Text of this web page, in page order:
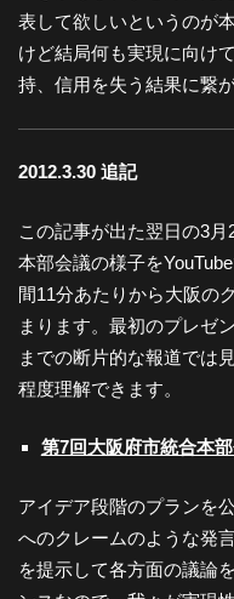
表して欲しいというのが
けど結局何も実現に向け
持、信用を失う結果に繋が
2012.3.30 追記
この記事が出た翌日の3
本部会議の様子を
間11分あたりから大阪の
まります。最初のプレゼ
までの断片的な報道では
程度理解できます。
第7回大阪府市統合本部
アイデア段階のプランを
へのクレームのような発
を提示して各方面の議論